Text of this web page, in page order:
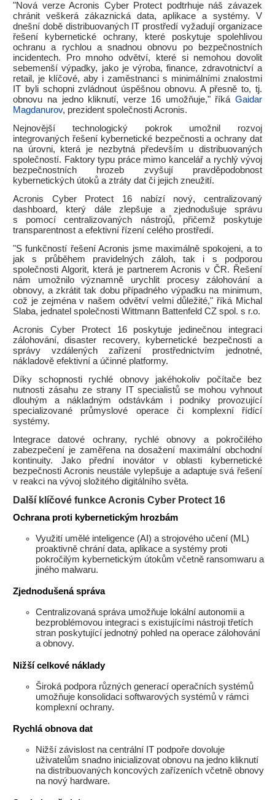
"Nová verze Acronis Cyber Protect podtrhuje náš závazek
chránit veškerá zákaznická data, aplikace a systémy. V
dnešní době distribuovaných IT prostředí vyžadují organizace
řešení kybernetické ochrany, které poskytuje spolehlivou
ochranu a rychlou a snadnou obnovu po bezpečnostních
incidentech. Pro mnoho odvětví, které si nemohou dovolit
sebemenší výpadky, jako je výroba, finance, zdravotnictví a
retail, je klíčové, aby i zaměstnanci s minimálními znalostmi
IT byli schopni zvládnout úspěšnou obnovu. A přesně to, tj.
obnovu na jedno kliknutí, verze 16 umožňuje," říká Gaidar
Magdanurov, prezident společnosti Acronis.
Nejnovější technologický pokrok umožnil rozvoj
integrovaných řešení kybernetické bezpečnosti a ochrany dat
na úrovni, která je nezbytná především u distribuovaných
společností. Faktory typu práce mimo kancelář a rychlý vývoj
bezpečnostních hrozeb zvyšují pravděpodobnost
kybernetických útoků a ztráty dat či jejich zneužití.
Acronis Cyber Protect 16 nabízí nový, centralizovaný
dashboard, který dále zlepšuje a zjednodušuje správu
s pomocí centralizovaných nástrojů, přičemž poskytuje
transparentnost a efektivní řízení celého prostředí.
"S funkčností řešení Acronis jsme maximálně spokojeni, a to
jak s průběhem pravidelných záloh, tak i s podporou
společnosti Algorit, která je partnerem Acronis v ČR. Řešení
nám umožnilo významně urychlit procesy zálohování a
obnovy, a zkrátit tak dobu případného výpadku na minimum,
což je zejména v našem odvětví velmi důležité," říká Michal
Slaba, jednatel společnosti Wittmann Battenfeld CZ spol. s r.o.
Acronis Cyber Protect 16 poskytuje jedinečnou integraci
zálohování, disaster recovery, kybernetické bezpečnosti a
správy vzdálených zařízení prostřednictvím jednotné,
nákladově efektivní a účinné platformy.
Díky schopnosti rychlé obnovy jakéhokoliv počítače bez
nutnosti zásahu ze strany IT specialistů se mohou vyhnout
dlouhým a nákladným odstávkám i podniky provozující
specializované průmyslové operace či komplexní řídící
systémy.
Integrace datové ochrany, rychlé obnovy a pokročilého
zabezpečení je zaměřena na dosažení maximální obchodní
kontinuity. Jako přední inovátor v oblasti kybernetické
bezpečnosti Acronis neustále vylepšuje a adaptuje svá řešení
v reakci na vývoj složitého digitálního světa.
Další klíčové funkce Acronis Cyber Protect 16
Ochrana proti kybernetickým hrozbám
Využití umělé inteligence (AI) a strojového učení (ML)
proaktivně chrání data, aplikace a systémy proti
pokročilým kybernetickým útokům včetně ransomwaru a
jiného malwaru.
Zjednodušená správa
Centralizovaná správa umožňuje lokální autonomii a
bezproblémovou integraci s existujícími nástroji třetích
stran poskytující jednotný pohled na operace zálohování
a obnovy.
Nižší celkové náklady
Široká podpora různých generací operačních systémů
umožňuje konsolidaci softwarových systémů v rámci
komplexní ochrany.
Rychlá obnova dat
Nižší závislost na centrální IT podpoře dovoluje
uživatelům snadno inicializovat obnovu na jedno kliknutí
na distribuovaných koncových zařízeních včetně obnovy
na nový hardware.